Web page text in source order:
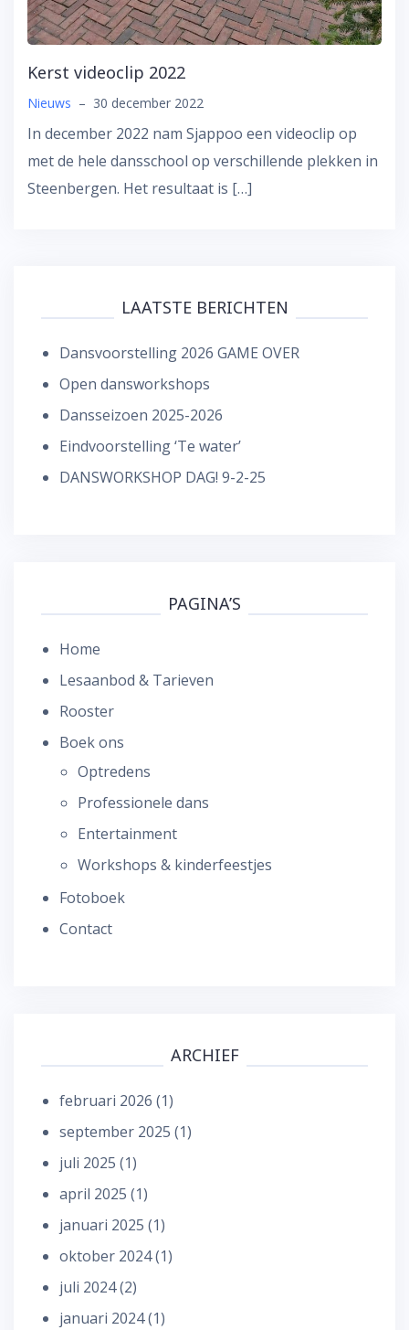
Kerst videoclip 2022
Nieuws – 30 december 2022
In december 2022 nam Sjappoo een videoclip op
met de hele dansschool op verschillende plekken in
Steenbergen. Het resultaat is […]
LAATSTE BERICHTEN
Dansvoorstelling 2026 GAME OVER
Open dansworkshops
Dansseizoen 2025-2026
Eindvoorstelling ‘Te water’
DANSWORKSHOP DAG! 9-2-25
PAGINA’S
Home
Lesaanbod & Tarieven
Rooster
Boek ons
Optredens
Professionele dans
Entertainment
Workshops & kinderfeestjes
Fotoboek
Contact
ARCHIEF
februari 2026 (1)
september 2025 (1)
juli 2025 (1)
april 2025 (1)
januari 2025 (1)
oktober 2024(1)
juli 2024(2)
januari 2024(1)